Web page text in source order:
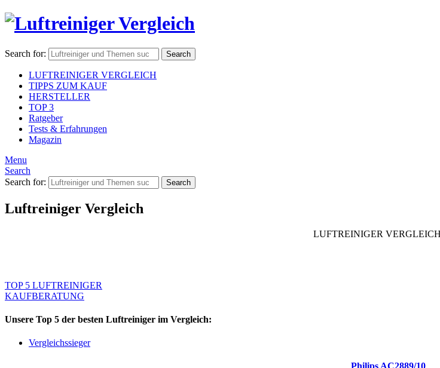
Search for: Search
LUFTREINIGER VERGLEICH
TIPPS ZUM KAUF
HERSTELLER
TOP 3
Ratgeber
Tests & Erfahrungen
Magazin
Menu
Search
Search for:
Search
Luftreiniger Vergleich
LUFTREINIGER
TOP 5 LUFTREINIGER
KAUFBERATUNG
Unsere Top 5 der besten Luftreiniger im Vergleich:
Vergleichssieger